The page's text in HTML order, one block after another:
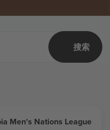
搜索
Men's Nations League